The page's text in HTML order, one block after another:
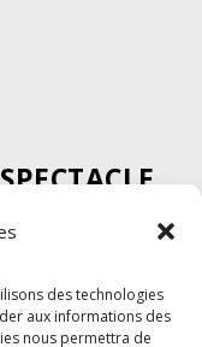
des technologies
aux informations des
nous permettra de